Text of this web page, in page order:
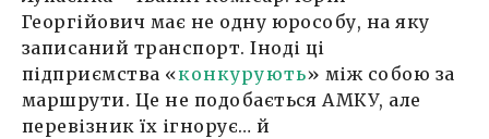
Георгійович має не одну юрособу, на яку
записаний транспорт. Іноді ці
підприємства «конкурують» між собою за
маршрути. Це не подобається АМКУ, але
перевізник їх ігнорує… й